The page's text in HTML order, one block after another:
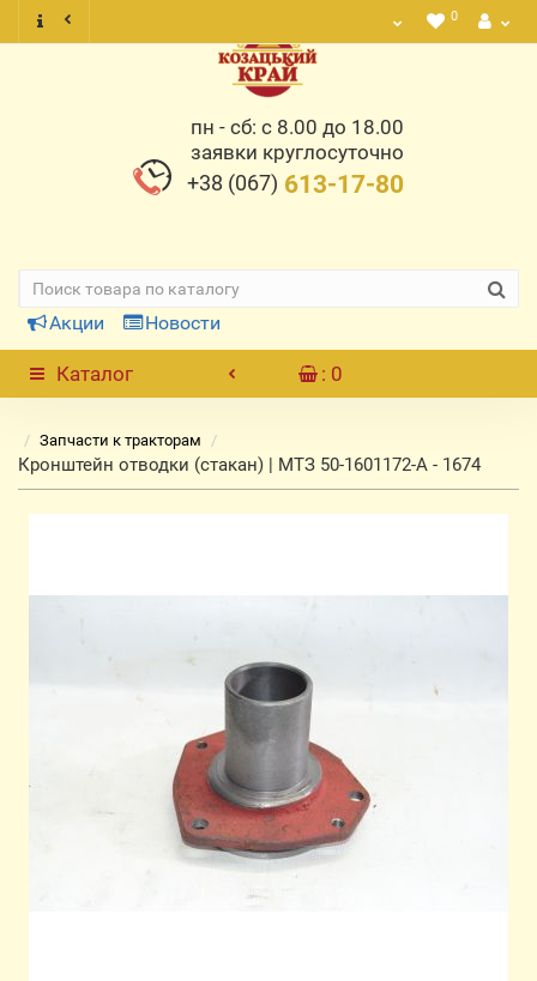
0
пн - сб: с 8.00 до 18.00
заявки круглосуточно
+38 (067) 613-17-80
Акции Новости
Каталог : 0
Запчасти к тракторам
Кронштейн отводки (стакан) | МТЗ 50-1601172-А - 1674